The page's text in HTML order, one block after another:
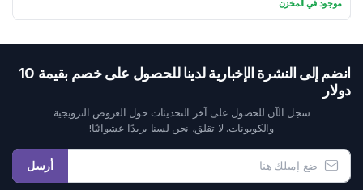
هو:
هو:
موجود في المخزن
401 $.
322 $.
انضم إلى النشرة الإخبارية لدينا للحصول على خصم بقيمة 10
دولار
سجل الآن للحصول على آخر التحديثات حول العروض الترويجية
والكوبونات. لا تقلق، نحن لسنا بريدًا عشوائيًا!
أرسل